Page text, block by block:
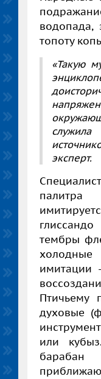
водопада,
топоту
«Такую
эксперт.
тембры
холодные
имитации
Птичьему
духовые
или